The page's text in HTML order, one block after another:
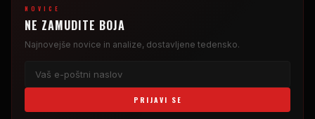
NOVICE
NE ZAMUDITE BOJA
Najnovejše novice in analize, dostavljene tedensko.
PRIJAVI SE